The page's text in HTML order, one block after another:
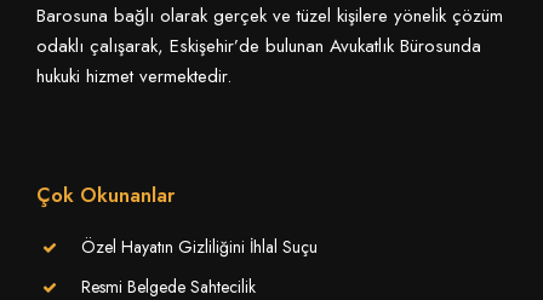
Barosuna bağlı olarak gerçek ve tüzel kişilere yönelik çözüm
odaklı çalışarak, Eskişehir’de bulunan Avukatlık Bürosunda
hukuki hizmet vermektedir.
Çok Okunanlar
Özel Hayatın Gizliliğini İhlal Suçu
Resmi Belgede Sahtecilik